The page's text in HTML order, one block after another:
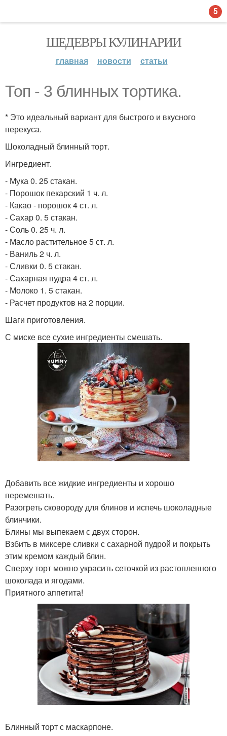
ШЕДЕВРЫ КУЛИНАРИИ
главная новости статьи
Топ - 3 блинных тортика.
* Это идеальный вариант для быстрого и вкусного
перекуса.
Шоколадный блинный торт.
Ингредиент.
- Мука 0. 25 стакан.
- Порошок пекарский 1 ч. л.
- Какао - порошок 4 ст. л.
- Сахар 0. 5 стакан.
- Соль 0. 25 ч. л.
- Масло растительное 5 ст. л.
- Ваниль 2 ч. л.
- Сливки 0. 5 стакан.
- Сахарная пудра 4 ст. л.
- Молоко 1. 5 стакан.
- Расчет продуктов на 2 порции.
Шаги приготовления.
С миске все сухие ингредиенты смешать.
Добавить все жидкие ингредиенты и хорошо
перемешать.
Разогреть сковороду для блинов и испечь шоколадные
блинчики.
Блины мы выпекаем с двух сторон.
Взбить в миксере сливки с сахарной пудрой и покрыть
этим кремом каждый блин.
Сверху торт можно украсить сеточкой из растопленного
шоколада и ягодами.
Приятного аппетита!
Блинный торт с маскарпоне.
5